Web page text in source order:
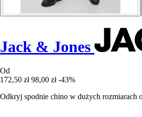
Jack & Jones
Od
172,50 zł 98,00 zł -43%
Odkryj spodnie chino w dużych rozmiarach